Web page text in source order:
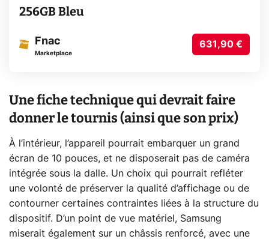
256GB Bleu
Fnac
Marketplace
631,90 €
Une fiche technique qui devrait faire
donner le tournis (ainsi que son prix)
À l’intérieur, l’appareil pourrait embarquer un grand
écran de 10 pouces, et ne disposerait pas de caméra
intégrée sous la dalle. Un choix qui pourrait refléter
une volonté de préserver la qualité d’affichage ou de
contourner certaines contraintes liées à la structure du
dispositif. D’un point de vue matériel, Samsung
miserait également sur un châssis renforcé, avec une